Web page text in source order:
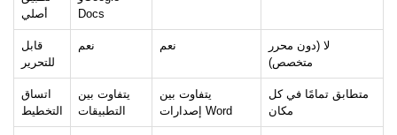
أصلي
Docs
قابل
للتحرير
نعم نعم
لا (دون محرر
متخصص)
اتساق
التخطيط
يتفاوت بين
التطبيقات
يتفاوت بين
إصدارات Word
متطابق تمامًا في كل
مكان